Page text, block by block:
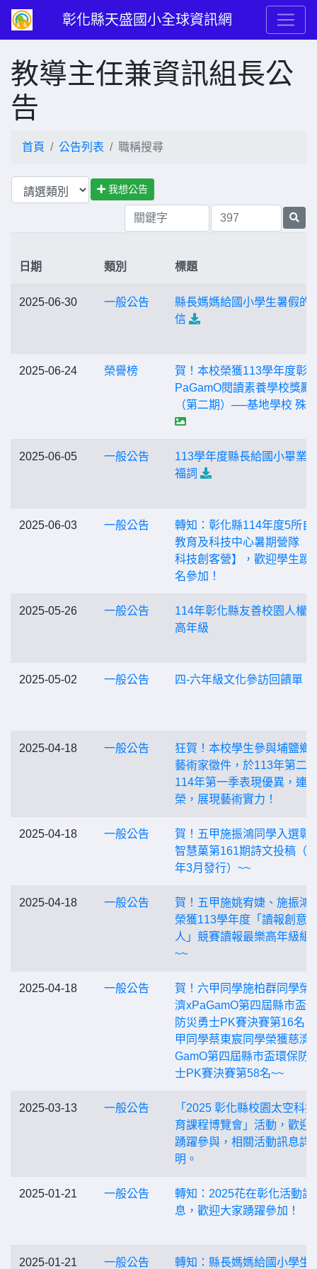
彰化縣天盛國小全球資訊網
教導主任兼資訊組長公
告
首頁 公告列表 職稱搜尋
我想公告
日期 類別 標題
2025-06-30 一般公告
縣長媽媽給國小學生暑假的
信
2025-06-24 榮譽榜
賀！本校榮獲113學年度彰
PaGamO閱讀素養學校獎勵
（第二期）──基地學校 殊
2025-06-05 一般公告
113學年度縣長給國小畢業
福詞
2025-06-03 一般公告
轉知：彰化縣114年度5所自
教育及科技中心暑期營隊【
科技創客營】，歡迎學生踴
名參加！
2025-05-26 一般公告
114年彰化縣友善校園人權
高年級
2025-05-02 一般公告 四-六年級文化參訪回饋單
2025-04-18 一般公告
狂賀！本校學生參與埔鹽鄉
藝術家徵件，於113年第二
114年第一季表現優異，連
榮，展現藝術實力！
2025-04-18 一般公告
賀！五甲施振鴻同學入選彰
智慧菓第161期詩文投稿（
年3月發行）~~
2025-04-18 一般公告
賀！五甲施姚宥婕、施振鴻
榮獲113學年度「讀報創意
人」競賽讀報最樂高年級組
~~
2025-04-18 一般公告
賀！六甲同學施柏群同學榮
濟xPaGamO第四屆縣市盃
防災勇士PK賽決賽第16名
甲同學蔡東宸同學榮獲慈濟
GamO第四屆縣市盃環保防
士PK賽決賽第58名~~
2025-03-13 一般公告
「2025 彰化縣校園太空科
育課程博覽會」活動，歡迎
踴躍參與，相關活動訊息詳
明。
2025-01-21 一般公告
轉知：2025花在彰化活動訊
息，歡迎大家踴躍參加！
2025-01-21 一般公告 轉知：縣長媽媽給國小學生